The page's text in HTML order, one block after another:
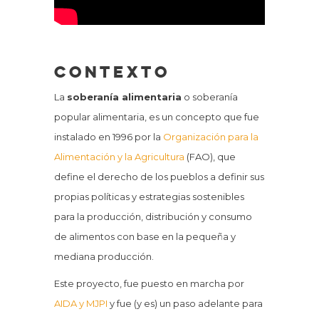
Contexto
La soberanía alimentaria o soberanía
popular alimentaria, es un concepto que fue
instalado en 1996 por la Organización para la
Alimentación y la Agricultura (FAO), que
define el derecho de los pueblos a definir sus
propias políticas y estrategias sostenibles
para la producción, distribución y consumo
de alimentos con base en la pequeña y
mediana producción.​
Este proyecto, fue puesto en marcha por
AIDA y MJPI y fue (y es) un paso adelante para